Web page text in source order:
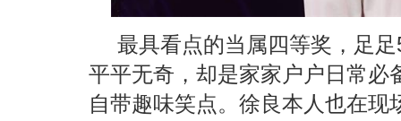
最具看点的当属四等奖，足
平平无奇，却是家家户户日常必
自带趣味笑点。徐良本人也在现